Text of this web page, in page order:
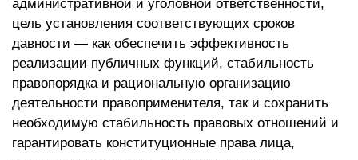
административной и уголовной ответственности,
цель установления соответствующих сроков
давности — как обеспечить эффективность
реализации публичных функций, стабильность
правопорядка и рациональную организацию
деятельности правоприменителя, так и сохранить
необходимую стабильность правовых отношений и
гарантировать конституционные права лица,